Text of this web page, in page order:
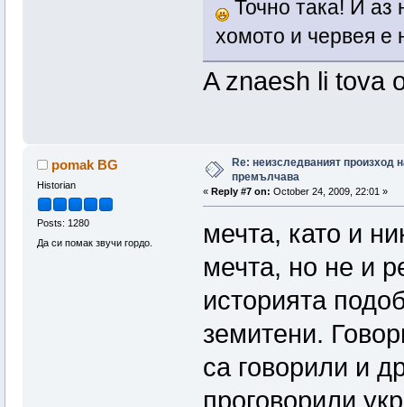
Точно така! И аз
хомото и червея е
A znaesh li tova
pomak BG
Historian
Posts: 1280
Да си помак звучи гордо.
Re: неизследваният произход
премълчава
« Reply #7 on: October 24, 2009, 22:01 »
мечта, като и
мечта, но не и
историята
земитени.
са говорили и
проговорили